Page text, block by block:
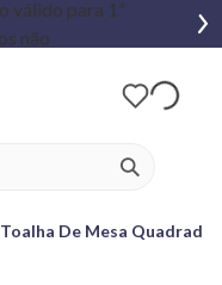
ver
Toalha De Mesa Quadrada